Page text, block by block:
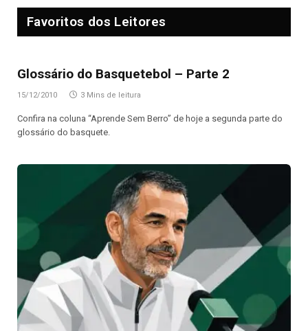
Favoritos dos Leitores
Glossário do Basquetebol – Parte 2
15/12/2010 3 Mins de leitura
Confira na coluna “Aprende Sem Berro” de hoje a segunda parte do
glossário do basquete.